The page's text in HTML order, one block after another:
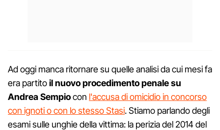
Ad oggi manca ritornare su quelle analisi da cui mesi fa
era partitoil nuovo procedimento penale su
Andrea Sempiocon l'accusa di omicidio in concorso
con ignoti o con lo stesso Stasi. Stiamo parlando degli
esami sulle unghie della vittima: la perizia del 2014 del